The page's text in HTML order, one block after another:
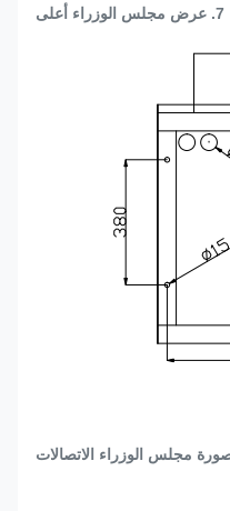
7. عرض مجلس الوزراء أعلى